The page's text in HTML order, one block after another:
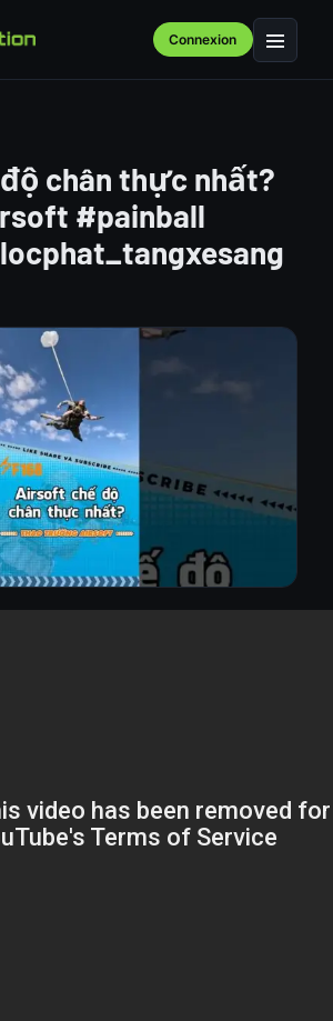
Connexion Menu
chân thực nhất?
#painball